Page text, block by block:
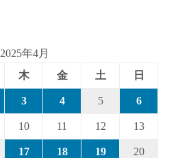
2025年4月
木 金 土 日
3 4 5 6
10 11 12 13
17 18 19 20